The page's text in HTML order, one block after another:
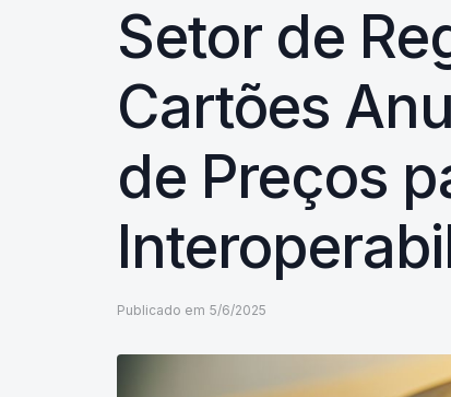
Setor de
Cartões
de Preços
Publicado em 5/6/2025